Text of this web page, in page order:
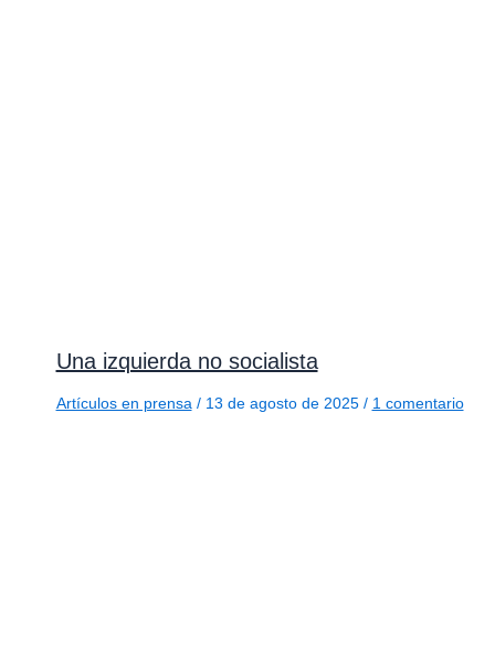
Una izquierda no socialista
Artículos en prensa / 13 de agosto de 2025 / 1 comentario